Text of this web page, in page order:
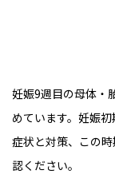
妊娠9週目の母体・
めています。妊娠
症状と対策、この
認ください。